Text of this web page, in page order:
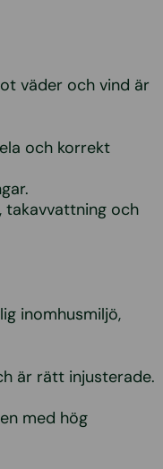
väder och vind är
och korrekt
takavvattning och
inomhusmiljö,
är rätt injusterade.
med hög